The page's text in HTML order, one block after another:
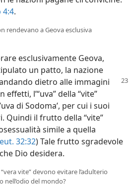
4:4.
rendevano a Geova esclusiva
esclusivamente Geova,
un patto, la nazione
dietro alle immagini
l’“uva” della “vite”
di Sodoma’, per cui i suoi
Quindi il frutto della “vite”
simile a quella
32:32) Tale frutto sgradevole
Dio desidera.
vite” devono evitare l’adulterio
nell’odio del mondo?